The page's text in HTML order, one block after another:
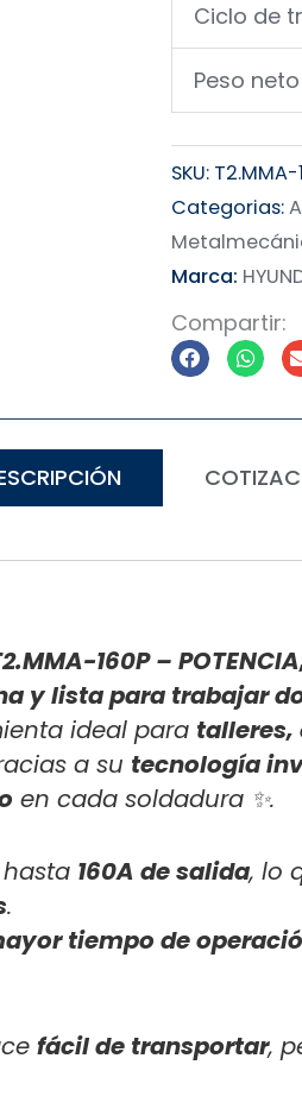
Ciclo de
Peso
SKU: T2.MMA-
Categorias:
Marca:
Compartir:
160P –
y lista para trabajar
ideal para
a su tecnología
en cada soldadura ✨.
160A de salida, lo
.
tiempo de
fácil de transportar,